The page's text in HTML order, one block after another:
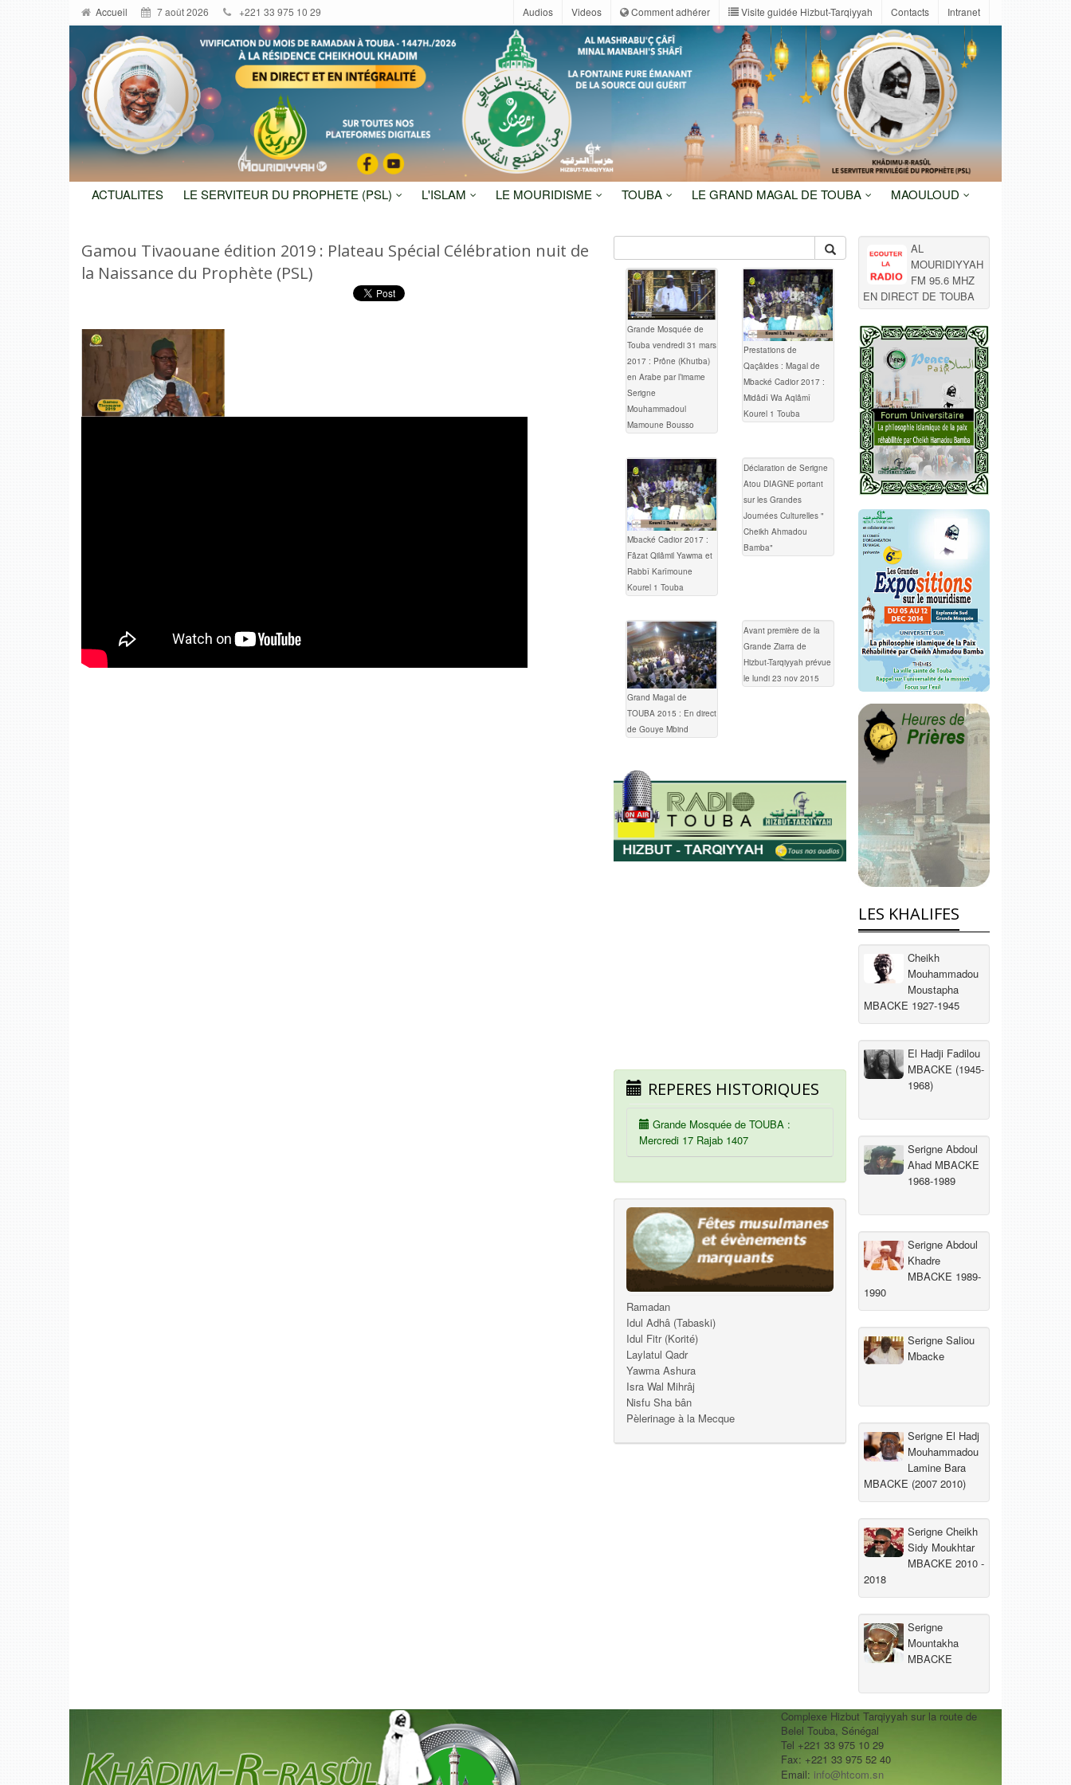
Accueil 7 août 2026 +221 33 975 10 29 Audios Videos Comment adhérer Visite guidée Hizbut-Tarqiyyah Contacts Intranet
ACTUALITES LE SERVITEUR DU PROPHETE (PSL) L'ISLAM LE MOURIDISME TOUBA LE GRAND MAGAL DE TOUBA MAOULOUD
Gamou Tivaouane édition 2019 : Plateau Spécial Célébration nuit de
la Naissance du Prophète (PSL)
Grande Mosquée de
Touba vendredi 31 mars
2017 : Prône (Khutba)
en Arabe par l’imame
Serigne
Mouhammadoul
Mamoune Bousso
Prestations de
Qaçâides : Magal de
Mbacké Cadior 2017 :
Midâdî Wa Aqlâmî
Kourel 1 Touba
Mbacké Cadior 2017 :
Fâzat Qilâmil Yawma et
Rabbî Karîmoune
Kourel 1 Touba
Déclaration de Serigne
Atou DIAGNE portant
sur les Grandes
Journées Culturelles "
Cheikh Ahmadou
Bamba"
Grand Magal de
TOUBA 2015 : En direct
de Gouye Mbind
Avant première de la
Grande Ziarra de
Hizbut-Tarqiyyah prévue
le lundi 23 nov 2015
REPERES HISTORIQUES
Grande Mosquée de TOUBA :
Mercredi 17 Rajab 1407
Ramadan
Idul Adhâ (Tabaski)
Idul Fitr (Korité)
Laylatul Qadr
Yawma Ashura
Isra Wal Mihrâj
Nisfu Sha bân
Pèlerinage à la Mecque
AL
MOURIDIYYAH
FM 95.6 MHZ
EN DIRECT DE TOUBA
LES KHALIFES
Cheikh
Mouhammadou
Moustapha
MBACKE 1927-1945
El Hadji Fadilou
MBACKE (1945-
1968)
Serigne Abdoul
Ahad MBACKE
1968-1989
Serigne Abdoul
Khadre
MBACKE 1989-
1990
Serigne Saliou
Mbacke
Serigne El Hadj
Mouhammadou
Lamine Bara
MBACKE (2007 2010)
Serigne Cheikh
Sidy Moukhtar
MBACKE 2010 -
2018
Serigne
Mountakha
MBACKE
Complexe Hizbut Tarqiyyah sur la route de
Belel Touba, Sénégal
Tel +221 33 975 10 29
Fax: +221 33 975 52 40
Email: info@htcom.sn